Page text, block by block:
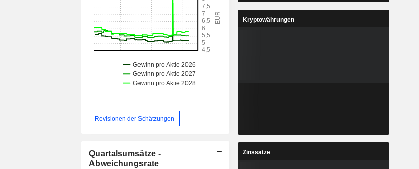
Revisionen der Schätzungen
Quartalsumsätze -
Abweichungsrate
Kryptowährungen
Zinssätze